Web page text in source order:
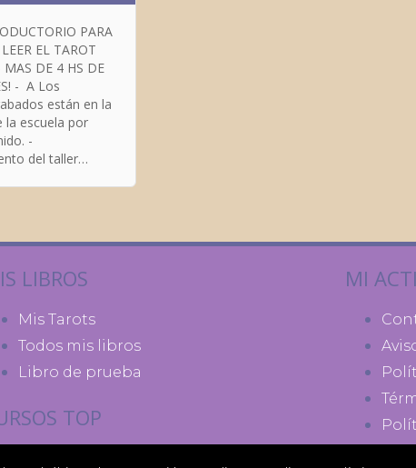
PARA
EL TAROT
​- A Los
están en la
la escuela por
​-
del taller
LIBROS
Mis Tarots
Todos mis libros
Libro de prueba
TOP
MI